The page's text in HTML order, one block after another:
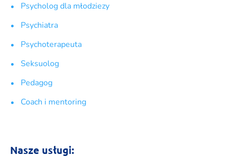
Psycholog dla młodziezy
Psychiatra
Psychoterapeuta
Seksuolog
Pedagog
Coach i mentoring
Nasze usługi: